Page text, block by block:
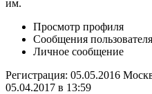
им.
Просмотр профиля
Сообщения пользователя
Личное сообщение
Регистрация: 05.05.2016
05.04.2017 в 13:59